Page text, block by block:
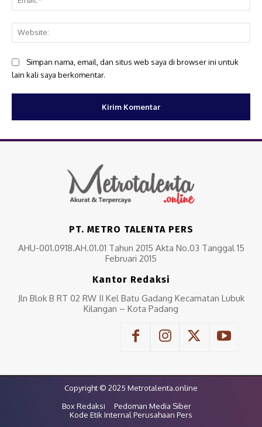
Simpan nama, email, dan situs web saya di browser ini untuk
lain kali saya berkomentar.
PT. METRO TALENTA PERS
AHU-001.0918.AH.01.01 Tahun 2015 Akta No.03 Tanggal 15
Februari 2015
Kantor Redaksi
Jln Blok B RT 02 RW II Kel Batu Gadang Kecamatan Lubuk
Kilangan – Kota Padang
Copyright © 2025 Metrotalenta.online
Box Redaksi
Pedoman Media Siber
Kode Etik Internal Perusahaan Pers